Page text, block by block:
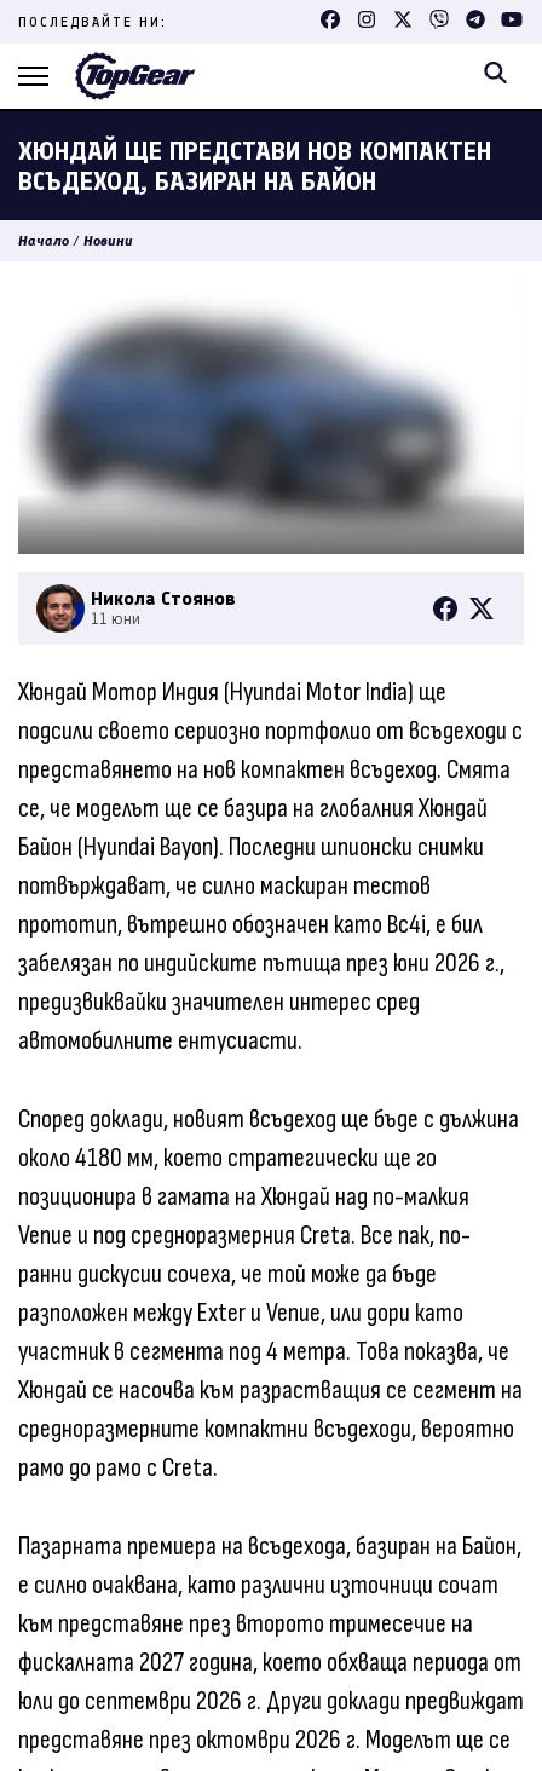
Skip
content
ПОСЛЕДВАЙТЕ НИ:
ХЮНДАЙ ЩЕ ПРЕДСТАВИ НОВ КОМПАКТЕН
ВСЪДЕХОД, БАЗИРАН НА БАЙОН
Начало / Новини
Никола Стоянов
11 юни
Хюндай Мотор Индия (Hyundai Motor India) ще
подсили своето сериозно портфолио от всъдеходи с
представянето на нов компактен всъдеход. Смята
се, че моделът ще се базира на глобалния Хюндай
Байон (Hyundai Bayon). Последни шпионски снимки
потвърждават, че силно маскиран тестов
прототип, вътрешно обозначен като Bc4i, е бил
забелязан по индийските пътища през юни 2026 г.,
предизвиквайки значителен интерес сред
автомобилните ентусиасти.
Според доклади, новият всъдеход ще бъде с дължина
около 4180 мм, което стратегически ще го
позиционира в гамата на Хюндай над по-малкия
Venue и под средноразмерния Creta. Все пак, по-
ранни дискусии сочеха, че той може да бъде
разположен между Exter и Venue, или дори като
участник в сегмента под 4 метра. Това показва, че
Хюндай се насочва към разрастващия се сегмент на
средноразмерните компактни всъдеходи, вероятно
рамо до рамо с Creta.
Пазарната премиера на всъдехода, базиран на Байон,
е силно очаквана, като различни източници сочат
към представяне през второто тримесечие на
фискалната 2027 година, което обхваща периода от
юли до септември 2026 г. Други доклади предвиждат
представяне през октомври 2026 г. Моделът ще се